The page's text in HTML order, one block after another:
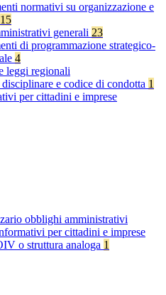
normativi su organizzazione e
15
generali 23
di programmazione strategico-
4
leggi regionali
e codice di condotta 1
per cittadini e imprese
obblighi amministrativi
per cittadini e imprese
o struttura analoga 1